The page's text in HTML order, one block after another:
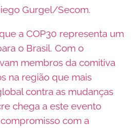
Gurgel/Secom.
a COP30 representa um
o Brasil. Com o
membros da comitiva
na região que mais
contra as mudanças
chega a este evento
com a